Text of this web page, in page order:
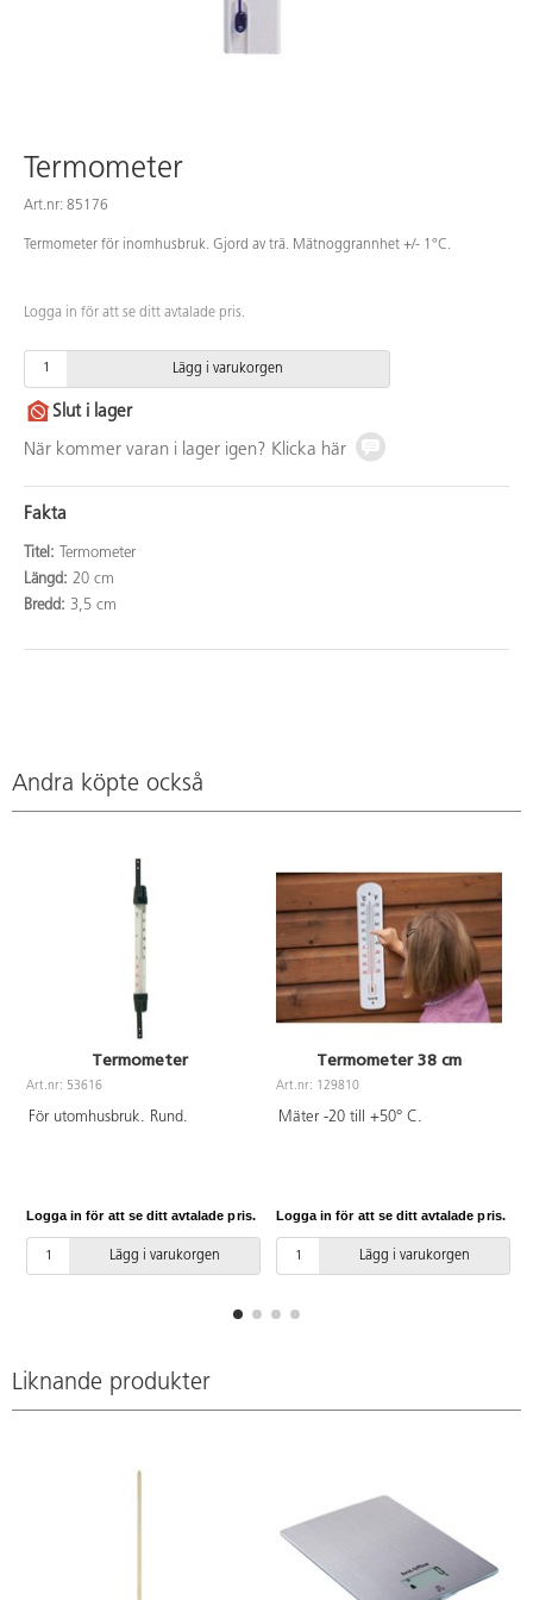
Termometer
Art.nr: 85176
Termometer för inomhusbruk. Gjord av trä. Mätnoggrannhet +/- 1°C.
Logga in för att se ditt avtalade pris.
Lägg i varukorgen
Slut i lager
När kommer varan i lager igen? Klicka här
Fakta
Titel:
Termometer
Längd: 20 cm
Bredd: 3,5 cm
Andra köpte också
Termometer
Art.nr: 53616
För utomhusbruk. Rund.
Logga in för att se ditt avtalade pris.
Lägg i varukorgen
Termometer 38 cm
Art.nr: 129810
Mäter -20 till +50° C.
Logga in för att se ditt avtalade pris.
Lägg i varukorgen
Liknande produkter